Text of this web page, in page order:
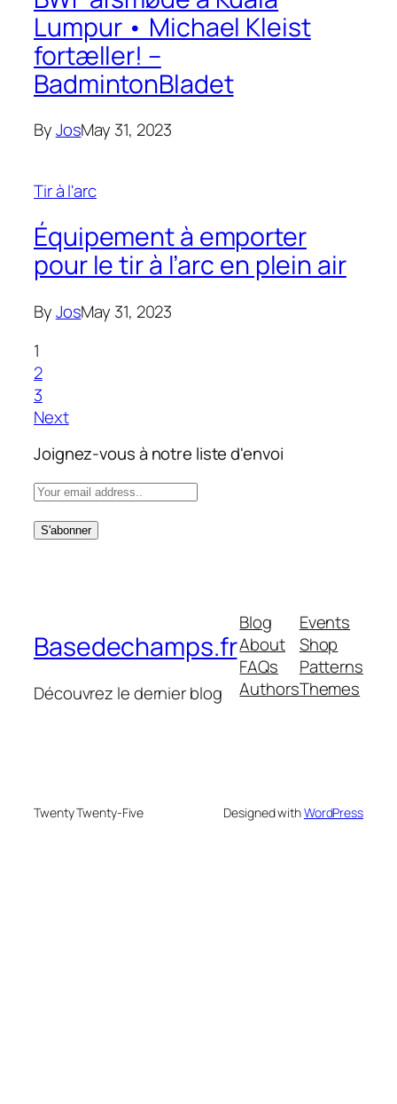
Lumpur • Michael Kleist
fortæller! –
BadmintonBladet
ByJosMay 31, 2023
Tir à l'arc
Équipement à emporter
pour le tir à l’arc en plein air
ByJosMay 31, 2023
1
2
3
Next
Joignez-vous à notre liste d'envoi
Basedechamps.fr
Découvrez le dernier blog
Blog
About
FAQs
Authors
Events
Shop
Patterns
Themes
Twenty Twenty-Five Designed withWordPress